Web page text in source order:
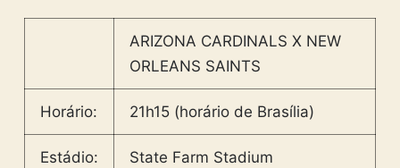
ARIZONA CARDINALS X NEW
ORLEANS SAINTS
Horário: 21h15 (horário de Brasília)
Estádio: State Farm Stadium